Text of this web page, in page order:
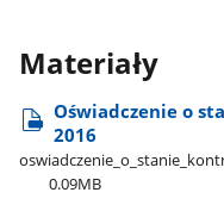
Materiały
Oświadczenie o
2016
0.09MB